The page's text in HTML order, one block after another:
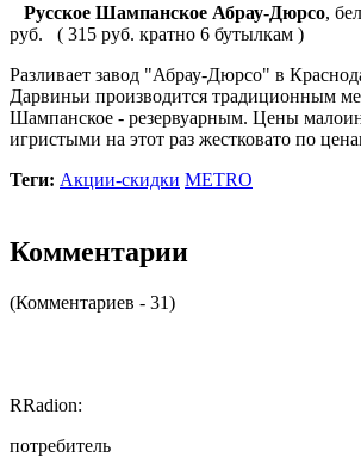
Русское Шампанское Абрау-Дюрсо,
руб. ( 315 руб. кратно 6 бутылкам )
Разливает завод "Абрау-Дюрсо" в
Дарвиньи производится традиционным
Шампанское - резервуарным. Цены
игристыми на этот раз жестковато по
Теги: Акции-скидки METRO
Комментарии
(Комментариев - 31)
RRadion:
потребитель